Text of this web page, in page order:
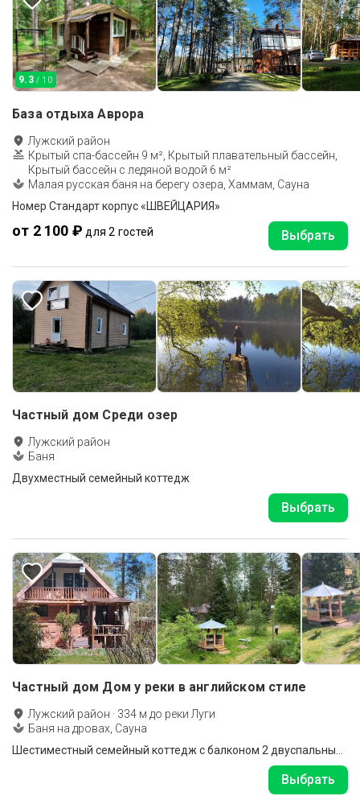
9.3 / 10
База отдыха Аврора
Лужский район
Крытый спа-бассейн 9 м², Крытый плавательный бассейн,
Крытый бассейн с ледяной водой 6 м²
Малая русская баня на берегу озера, Хаммам, Сауна
Номер Стандарт корпус «ШВЕЙЦАРИЯ»
от 2 100 ₽ для 2 гостей Выбрать
Частный дом Среди озер
Лужский район
Баня
Двухместный семейный коттедж
Выбрать
Частный дом Дом у реки в английском стиле
Лужский район · 334 м до реки Луги
Баня на дровах, Сауна
Выбрать